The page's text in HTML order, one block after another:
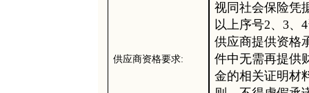
供应商资格要求:
视同社会保险凭
以上序号2、3、
供应商提供资格
件中无需再提供
金的相关证明材